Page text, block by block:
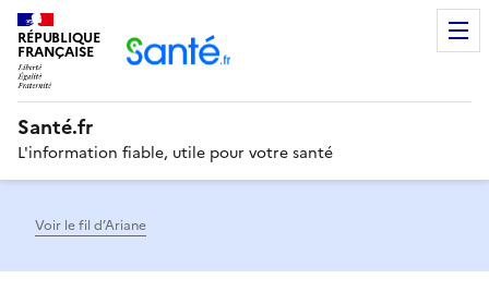
RÉPUBLIQUE
FRANÇAISE
Santé.fr
L'information fiable, utile pour votre santé
Voir le fil d’Ariane